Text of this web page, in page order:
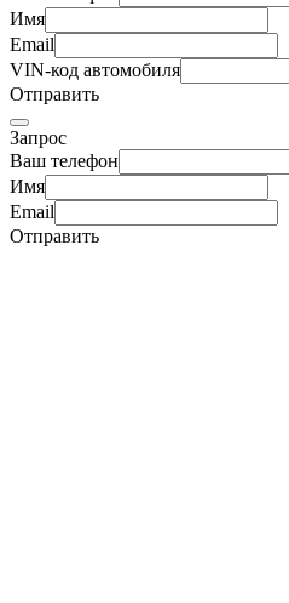
Имя
Email
VIN-код автомобиля
Отправить
Запрос
Ваш телефон
Имя
Email
Отправить